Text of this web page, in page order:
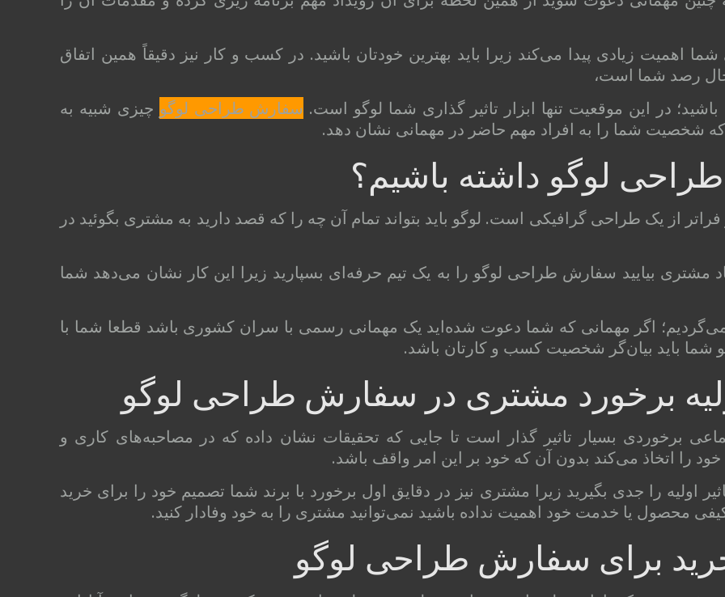
اهمیت زیادی پیدا می‌کند زیرا باید بهترین خودتان باشید. در کسب و کار نیز دقیقاً همین اتفاق
رصد شما است،
در این موقعیت تنها ابزار تاثیر گذاری شما لوگو است. سفارش طراحی لوگو چیزی شبیه به
شخصیت شما را به افراد مهم حاضر در مهمانی نشان دهد.
لوگو داشته باشیم؟
از یک طراحی گرافیکی است. لوگو باید بتواند تمام آن چه را که قصد دارید به مشتری بگوئید در
مشتری بیایید سفارش طراحی لوگو را به یک تیم حرفه‌ای بسپارید زیرا این کار نشان می‌دهد شما
می‌گردیم؛ اگر مهمانی که شما دعوت شده‌اید یک مهمانی رسمی با سران کشوری باشد قطعا شما با
شما باید بیان‌گر شخصیت کسب و کارتان باشد.
برخورد مشتری در سفارش طراحی لوگو
برخوردی بسیار تاثیر گذار است تا جایی که تحقیقات نشان داده که در مصاحبه‌های کاری و
را اتخاذ می‌کند بدون آن که خود بر این امر واقف باشد.
اولیه را جدی بگیرید زیرا مشتری نیز در دقایق اول برخورد با برند شما تصمیم خود را برای خرید
محصول یا خدمت خود اهمیت نداده باشید نمی‌توانید مشتری را به خود وفادار کنید.
خرید برای سفارش طراحی لوگو